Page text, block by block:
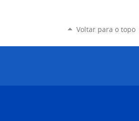
Voltar para o topo